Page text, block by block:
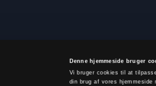
Denne hjemmeside bruger
Vi bruger cookies til at
din brug af vores hjemmeside